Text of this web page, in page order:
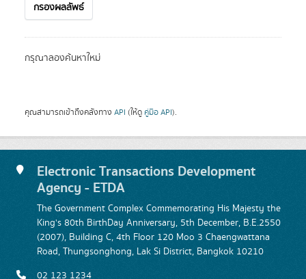
กรองผลลัพธ์
กรุณาลองค้นหาใหม่
คุณสามารถเข้าถึงคลังทาง API (ให้ดู คู่มือ API).
Electronic Transactions Development
Agency - ETDA
The Government Complex Commemorating His Majesty the
King's 80th BirthDay Anniversary, 5th December, B.E.2550
(2007), Building C, 4th Floor 120 Moo 3 Chaengwattana
Road, Thungsonghong, Lak Si District, Bangkok 10210
02 123 1234